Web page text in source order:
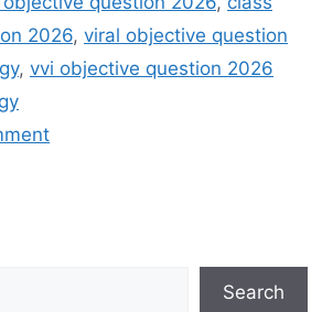
2026, viral objective question
, vvi objective question 2026
Search